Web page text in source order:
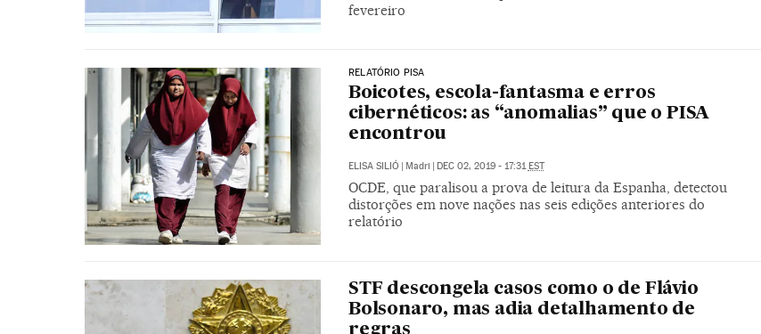
fevereiro
RELATÓRIO PISA
Boicotes, escola-fantasma e erros
cibernéticos: as “anomalias” que o PISA
encontrou
ELISA SILIÓ Madri DEC 02, 2019 - 17:31 EST
OCDE, que paralisou a prova de leitura da Espanha, detectou
distorções em nove nações nas seis edições anteriores do
relatório
STF descongela casos como o de Flávio
Bolsonaro, mas adia detalhamento de
regras